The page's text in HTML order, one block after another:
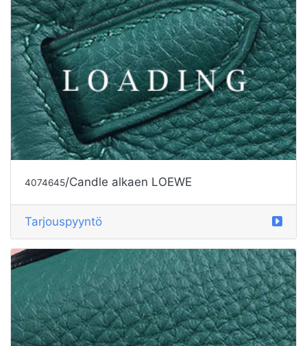
4074645/Candle alkaen LOEWE
Tarjouspyyntö